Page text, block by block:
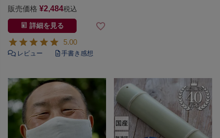
販売価格 ¥2,484税込
詳細を見る
5.00